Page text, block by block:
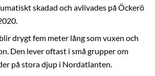
skadad och avlivades på Öckerö
drygt fem meter lång som vuxen och
Den lever oftast i små grupper om
på stora djup i Nordatlanten.